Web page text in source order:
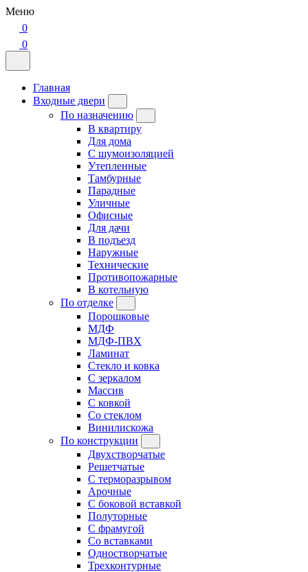
Меню
0
0
Главная
Входные двери
По назначению
В квартиру
Для дома
С шумоизоляцией
Утепленные
Тамбурные
Парадные
Уличные
Офисные
Для дачи
В подъезд
Наружные
Технические
Противопожарные
В котельную
По отделке
Порошковые
МДФ
МДФ-ПВХ
Ламинат
Стекло и ковка
С зеркалом
Массив
С ковкой
Со стеклом
Винилискожа
По конструкции
Двухстворчатые
Решетчатые
С терморазрывом
Арочные
С боковой вставкой
Полуторные
С фрамугой
Cо вставками
Одностворчатые
Трехконтурные